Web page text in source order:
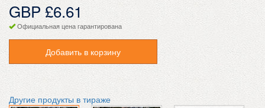
GBP £6.61
Официальная цена гарантирована
Добавить в корзину
Другие продукты в тираже